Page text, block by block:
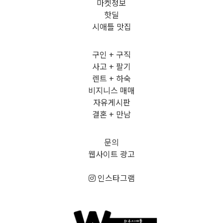
마켓정보
핫딜
시애틀 맛집
구인 + 구직
사고 + 팔기
렌트 + 하숙
비지니스 매매
자유게시판
결혼 + 만남
문의
웹사이트 광고
인스타그램